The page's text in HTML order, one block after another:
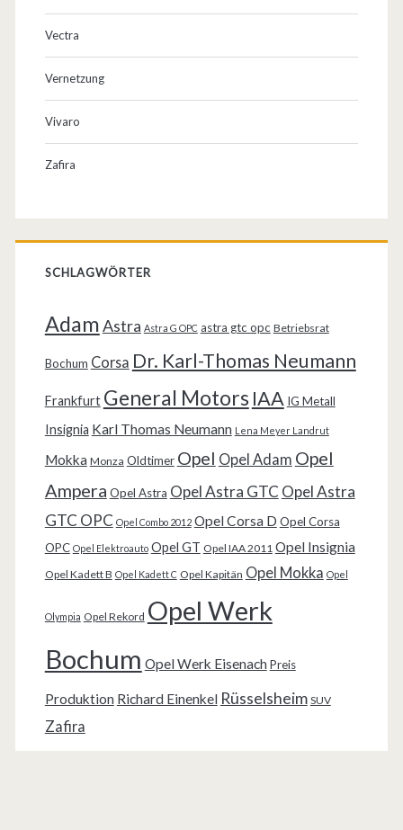
Vectra
Vernetzung
Vivaro
Zafira
SCHLAGWÖRTER
AdamAstra Astra G OPC astra gtc opc Betriebsrat
Bochum Corsa Dr. Karl-Thomas Neumann
Frankfurt General Motors IAA IG Metall
Insignia Karl Thomas Neumann Lena Meyer Landrut
Mokka Monza Oldtimer Opel Opel Adam Opel
Ampera Opel Astra Opel Astra GTC Opel Astra
GTC OPC Opel Combo 2012 Opel Corsa D Opel Corsa
OPC Opel Elektroauto Opel GT Opel IAA 2011 Opel Insignia
Opel Kadett B Opel Kadett C Opel Kapitän Opel Mokka Opel
Olympia Opel Rekord Opel Werk
Bochum Opel Werk Eisenach Preis
Produktion Richard Einenkel Rüsselsheim SUV
Zafira